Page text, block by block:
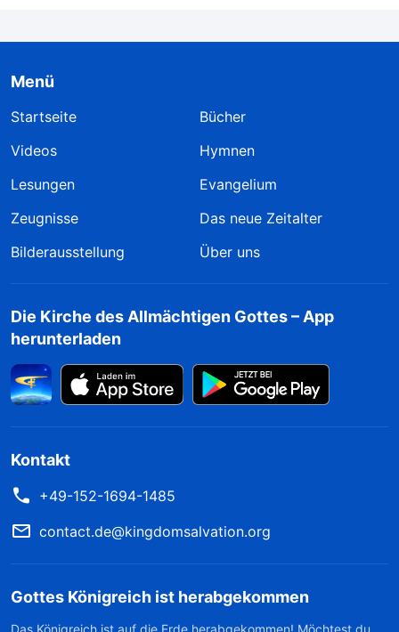
Menü
Startseite
Bücher
Videos
Hymnen
Lesungen
Evangelium
Zeugnisse
Das neue Zeitalter
Bilderausstellung
Über uns
Die Kirche des Allmächtigen Gottes – App
herunterladen
Kontakt
+49-152-1694-1485
contact.de@kingdomsalvation.org
Gottes Königreich ist herabgekommen
Das Königreich ist auf die Erde herabgekommen! Möchtest du